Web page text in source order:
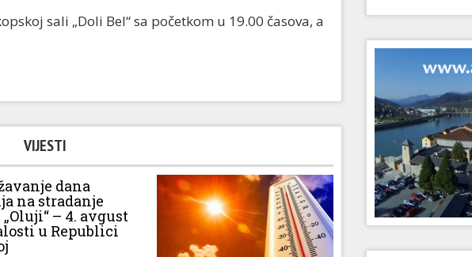
sali „Doli Bel“ sa početkom u 19.00 časova, a
VIJESTI
dana
na stradanje
„Oluji“ – 4. avgust
u Republici